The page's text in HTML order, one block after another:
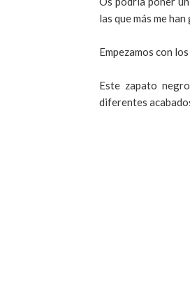
las que más me
Empezamos con los
Este zapato
diferentes